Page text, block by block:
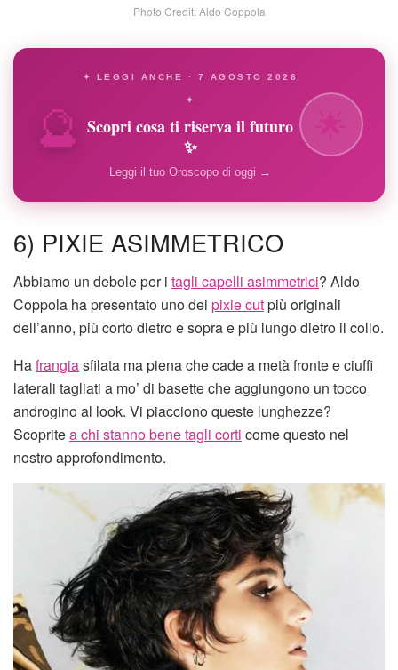
Photo Credit: Aldo Coppola
🔮
✦ LEGGI ANCHE · 7 AGOSTO 2026
✦
Scopri cosa ti riserva il futuro
✨
Leggi il tuo Oroscopo di oggi →
6) PIXIE ASIMMETRICO
Abbiamo un debole per i tagli capelli asimmetrici? Aldo
Coppola ha presentato uno dei pixie cutpiù originali
dell’anno, più corto dietro e sopra e più lungo dietro il collo.
Hafrangiasfilata ma piena che cade a metà fronte e ciuffi
laterali tagliati a mo’ di basette che aggiungono un tocco
androgino al look. Vi piacciono queste lunghezze?
Scopritea chi stanno bene tagli corti come questo nel
nostro approfondimento.